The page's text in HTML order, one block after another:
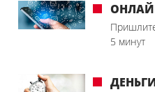
5 минут